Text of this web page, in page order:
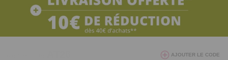
AJOUTER LE CODE